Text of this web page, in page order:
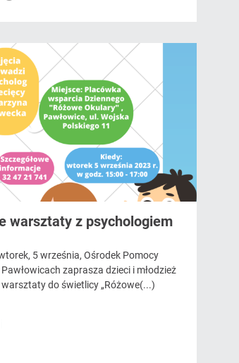
warsztaty z psychologiem
5 września, Ośrodek Pomocy
Pawłowicach zaprasza dzieci i młodzież
warsztaty do świetlicy „Różowe(...)